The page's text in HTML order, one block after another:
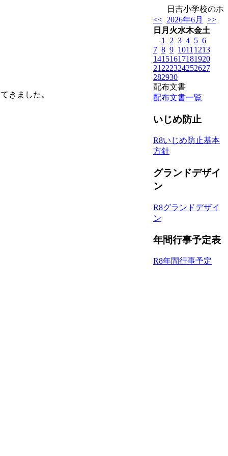
日吉小学校のホー
きました。
<< 2026年6月
>>
日 月 火水木金土
1
2 3 4 5 6
7 8 9 1011 1213
14151617181920
21 222324252627
282930
配布文書
配布文書一覧
いじめ防止
R8いじめ防止基本
方針
グランドデザイ
ン
R8グランドデザイ
ン
年間行事予定表
R8年間行事予定